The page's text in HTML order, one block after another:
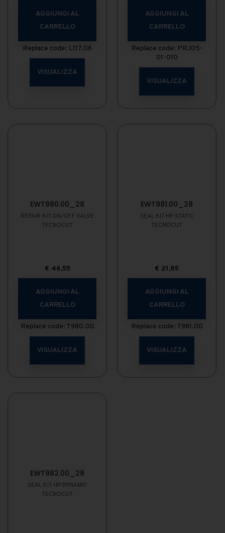
AGGIUNGI AL
CARRELLO
Replace code: L117.06
VISUALIZZA
AGGIUNGI AL
CARRELLO
Replace code: PRJ05-
01-010
VISUALIZZA
EWT980.00_28
REPAIR KIT ON/OFF VALVE
TECNOCUT
€ 46,55
AGGIUNGI AL
CARRELLO
Replace code: T980.00
VISUALIZZA
EWT981.00_28
SEAL KIT HP STATIC
TECNOCUT
€ 21,85
AGGIUNGI AL
CARRELLO
Replace code: T981.00
VISUALIZZA
EWT982.00_28
SEAL KIT HP DYNAMIC
TECNOCUT